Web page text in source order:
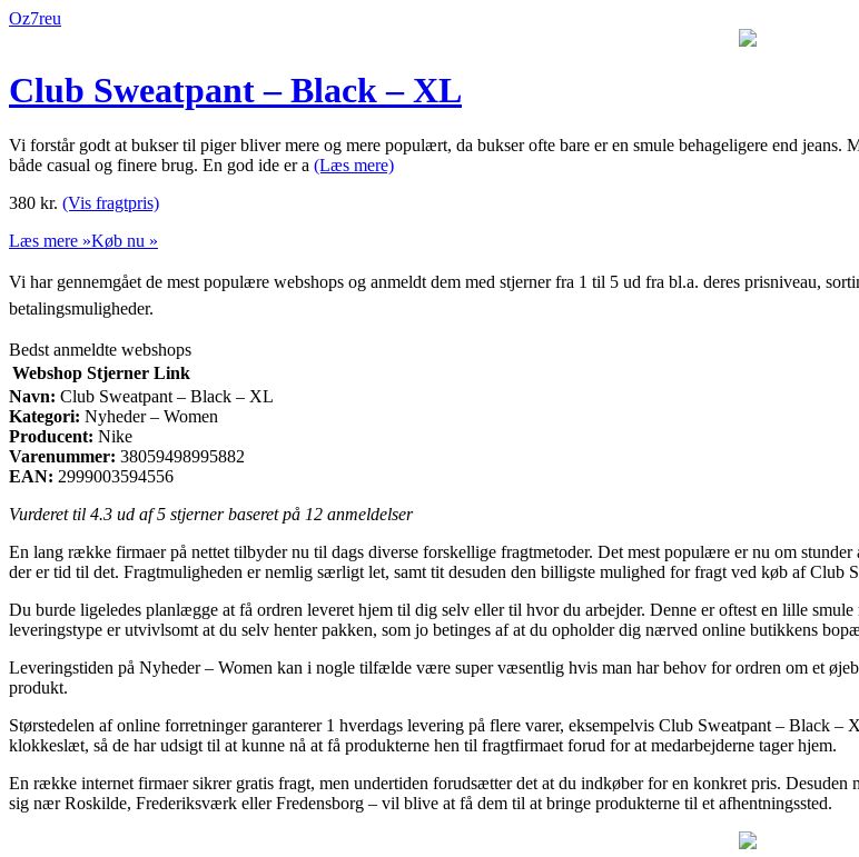
Oz7reu
Club Sweatpant – Black – XL
Vi forstår godt at bukser til piger bliver mere og mere populært, da bukser ofte bare er en smule behageligere end
både casual og finere brug. En god ide er a (Læs mere)
380 kr. (Vis fragtpris)
Læs mere »Køb nu »
Vi har gennemgået de mest populære webshops og anmeldt dem med stjerner fra 1 til 5 ud fra bl.a. deres prisniveau,
betalingsmuligheder.
Bedst anmeldte webshops
Webshop Stjerner Link
Navn: Club Sweatpant – Black – XL
Kategori: Nyheder – Women
Producent: Nike
Varenummer: 38059498995882
EAN: 2999003594556
Vurderet til 4.3 ud af 5 stjerner baseret på 12 anmeldelser
En lang række firmaer på nettet tilbyder nu til dags diverse forskellige fragtmetoder. Det mest populære er nu om
der er tid til det. Fragtmuligheden er nemlig særligt let, samt tit desuden den billigste mulighed for fragt ved køb af Club
Du burde ligeledes planlægge at få ordren leveret hjem til dig selv eller til hvor du arbejder. Denne er oftest en lille
leveringstype er utvivlsomt at du selv henter pakken, som jo betinges af at du opholder dig nærved online butikkens
Leveringstiden på Nyheder – Women kan i nogle tilfælde være super væsentlig hvis man har behov for ordren om et
produkt.
Størstedelen af online forretninger garanterer 1 hverdags levering på flere varer, eksempelvis Club Sweatpant – Black
klokkeslæt, så de har udsigt til at kunne nå at få produkterne hen til fragtfirmaet forud for at medarbejderne tager hjem.
En række internet firmaer sikrer gratis fragt, men undertiden forudsætter det at du indkøber for en konkret pris.
sig nær Roskilde, Frederiksværk eller Fredensborg – vil blive at få dem til at bringe produkterne til et afhentningssted.